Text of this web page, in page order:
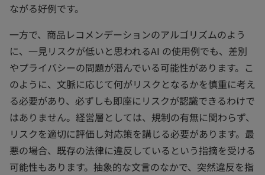
ながる好例です。
一方で、商品レコメンデーションのアルゴリズムのよう
に、一見リスクが低いと思われるAI の使用例でも、差別
やプライバシーの問題が潜んでいる可能性があります。こ
のように、文脈に応じて何がリスクとなるかを慎重に考え
る必要があり、必ずしも即座にリスクが認識できるわけで
はありません。経営層としては、規制の有無に関わらず、
リスクを適切に評価し対応策を講じる必要があります。最
悪の場合、既存の法律に違反しているという指摘を受ける
可能性もあります。抽象的な文言のなかで、突然違反を指